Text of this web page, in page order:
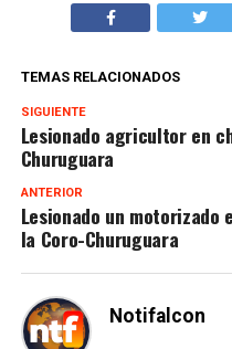
TEMAS RELACIONADOS
SIGUIENTE
Lesionado agricultor en
Churuguara
ANTERIOR
Lesionado un
la Coro-Churuguara
Notifalcon